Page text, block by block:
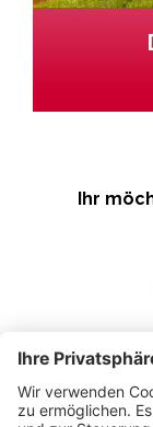
Ihr